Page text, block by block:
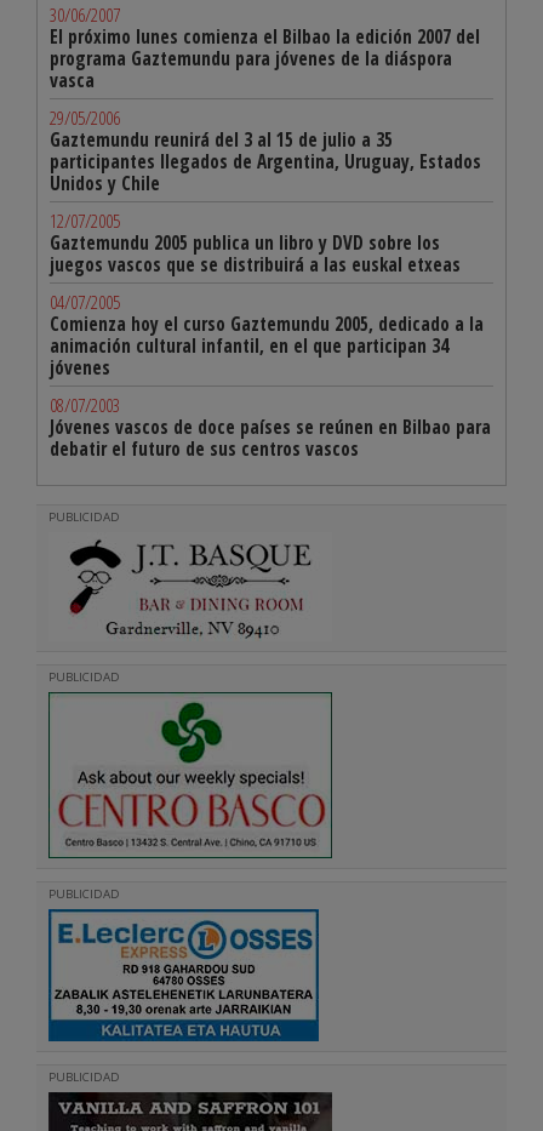
30/06/2007
El próximo lunes comienza el Bilbao la edición 2007 del
programa Gaztemundu para jóvenes de la diáspora
vasca
29/05/2006
Gaztemundu reunirá del 3 al 15 de julio a 35
participantes llegados de Argentina, Uruguay, Estados
Unidos y Chile
12/07/2005
Gaztemundu 2005 publica un libro y DVD sobre los
juegos vascos que se distribuirá a las euskal etxeas
04/07/2005
Comienza hoy el curso Gaztemundu 2005, dedicado a la
animación cultural infantil, en el que participan 34
jóvenes
08/07/2003
Jóvenes vascos de doce países se reúnen en Bilbao para
debatir el futuro de sus centros vascos
PUBLICIDAD
PUBLICIDAD
PUBLICIDAD
PUBLICIDAD